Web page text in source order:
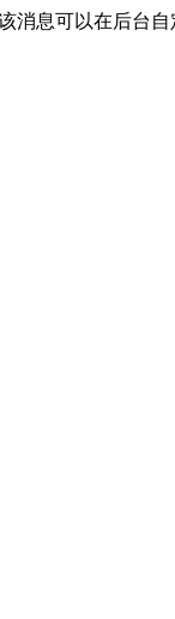
消息可以在后台自